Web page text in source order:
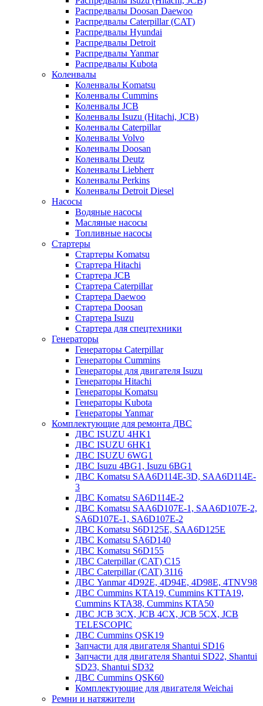
Распредвалы Doosan Daewoo
Распредвалы Caterpillar (CAT)
Распредвалы Hyundai
Распредвалы Detroit
Распредвалы Yanmar
Распредвалы Kubota
Коленвалы
Коленвалы Komatsu
Коленвалы Cummins
Коленвалы JCB
Коленвалы Isuzu (Hitachi, JCB)
Коленвалы Caterpillar
Коленвалы Volvo
Коленвалы Doosan
Коленвалы Deutz
Коленвалы Liebherr
Коленвалы Perkins
Коленвалы Detroit Diesel
Насосы
Водяные насосы
Масляные насосы
Топливные насосы
Стартеры
Стартеры Komatsu
Стартера Hitachi
Стартера JCB
Стартера Caterpillar
Стартера Daewoo
Стартера Doosan
Стартера Isuzu
Стартера для спецтехники
Генераторы
Генераторы Caterpillar
Генераторы Cummins
Генераторы для двигателя Isuzu
Генераторы Hitachi
Генераторы Komatsu
Генераторы Kubota
Генераторы Yanmar
Комплектующие для ремонта ДВС
ДВС ISUZU 4HK1
ДВС ISUZU 6HK1
ДВС ISUZU 6WG1
ДВС Isuzu 4BG1, Isuzu 6BG1
ДВС Komatsu SAA6D114E-3D, SAA6D114E-
3
ДВС Komatsu SA6D114E-2
ДВС Komatsu SAA6D107E-1, SAA6D107E-2,
SA6D107E-1, SA6D107E-2
ДВС Komatsu S6D125E, SAA6D125E
ДВС Komatsu SA6D140
ДВС Komatsu S6D155
ДВС Caterpillar (CAT) C15
ДВС Caterpillar (CAT) 3116
ДВС Yanmar 4D92E, 4D94E, 4D98E, 4TNV98
ДВС Cummins KTA19, Cummins KTTA19,
Cummins KTA38, Cummins KTA50
ДВС JCB 3CX, JCB 4CX, JCB 5CX, JCB
TELESCOPIC
ДВС Cummins QSK19
Запчасти для двигателя Shantui SD16
Запчасти для двигателя Shantui SD22, Shantui
SD23, Shantui SD32
ДВС Cummins QSK60
Комплектующие для двигателя Weichai
Ремни и натяжители